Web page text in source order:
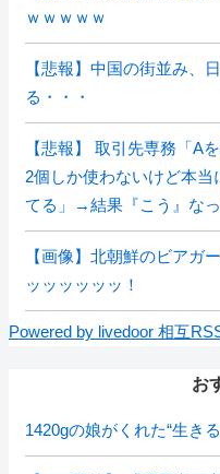
ｗｗｗｗｗ
【悲報】中国の街並み、
る・・・
【悲報】 取引先専務「A
2個しか使わないけど本
てる」→結果『こう』な
【画像】北朝鮮のビアガ
ッッッッッッ！
Powered by livedoor 相互
お
1420gの娘がくれた“生きる